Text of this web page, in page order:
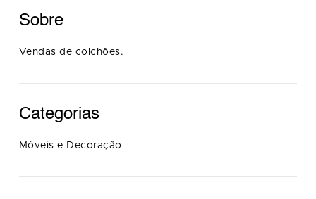
Sobre
Vendas de colchões.
Categorias
Móveis e Decoração